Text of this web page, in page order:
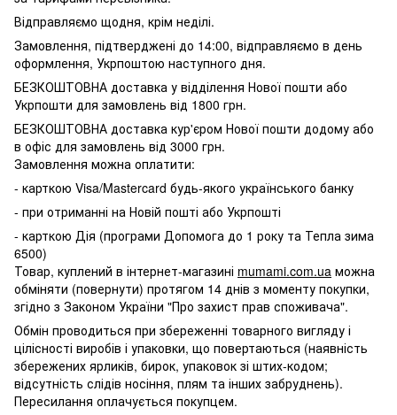
Відправляємо щодня, крім неділі.
Замовлення, підтверджені до 14:00, відправляємо в день
оформлення, Укрпоштою наступного дня.
БЕЗКОШТОВНА доставка у відділення Нової пошти або
Укрпошти для замовлень від 1800 грн.
БЕЗКОШТОВНА доставка кур'єром Нової пошти додому або
в офіс для замовлень від 3000 грн.
Замовлення можна оплатити:
- карткою Visa/Mastercard будь-якого українського банку
- при отриманні на Новій пошті або Укрпошті
- карткою Дія (програми Допомога до 1 року та Тепла зима
6500)
Товар, куплений в інтернет-магазині mumami.com.ua можна
обміняти (повернути) протягом 14 днів з моменту покупки,
згідно з Законом України "Про захист прав споживача".
Обмін проводиться при збереженні товарного вигляду і
цілісності виробів і упаковки, що повертаються (наявність
збережених ярликів, бирок, упаковок зі штих-кодом;
відсутність слідів носіння, плям та інших забруднень).
Пересилання оплачується покупцем.